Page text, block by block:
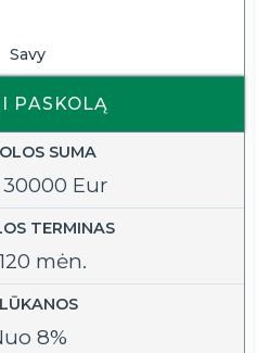
Savy
PASKOLĄ
SUMA
Eur
TERMINAS
mėn.
8%